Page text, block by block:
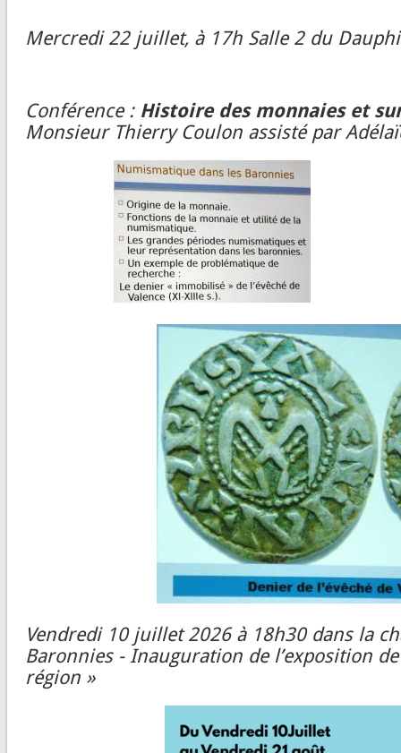
Mercredi 22 juillet, à 17h Salle 2 du
Conférence : Histoire des monnaies et
Monsieur Thierry Coulon assisté par
Vendredi 10 juillet 2026 à 18h30 dans la
Baronnies - Inauguration de l’exposition
région »